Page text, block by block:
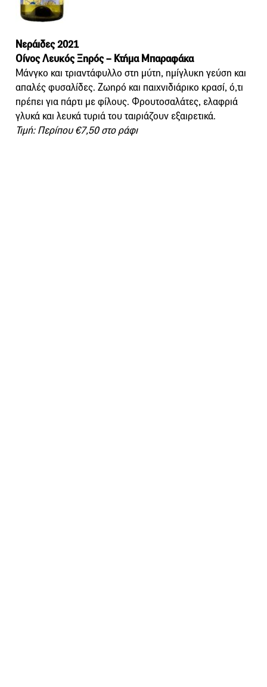
Νεράιδες 2021
Οίνος Λευκός Ξηρός – Κτήμα Μπαραφάκα
Μάνγκο και τριαντάφυλλο στη μύτη, ημίγλυκη γεύση και
απαλές φυσαλίδες. Ζωηρό και παιχνιδιάρικο κρασί, ό,τι
πρέπει για πάρτι με φίλους. Φρουτοσαλάτες, ελαφριά
γλυκά και λευκά τυριά του ταιριάζουν εξαιρετικά.
Τιμή: Περίπου €7,50 στο ράφι